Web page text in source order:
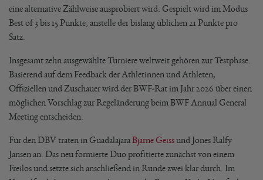
eine alternative Zählweise ausprobiert wird: Gespielt wird im Modus
Best of 3 bis 15 Punkte, anstelle der bislang üblichen 21 Punkte pro
Satz.
Insgesamt zehn ausgewählte Turniere weltweit gehören zur Testphase.
Basierend auf dem Feedback der Athletinnen und Athleten,
Offiziellen und Zuschauer wird der BWF-Rat im Jahr 2026 über einen
möglichen Vorschlag zur Regeländerung beim BWF Annual General
Meeting entscheiden.
Für den DBV traten in Guadalajara Bjarne Geissund Jones Ralfy
Jansen an. Das neu formierte Duo profitierte zunächst von einem
Freilos und setzte sich anschließend in Runde zwei klar durch. Im